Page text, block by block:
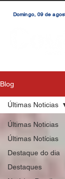
Domingo, 09 de
Blog
Últimas Noticias
Últimas Notícias
Destaque do dia
Destaques
Últimas Noticias